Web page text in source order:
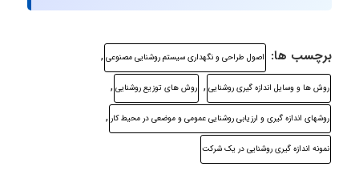
برچسب ها: اصول طراحی و نگهداری سیستم روشنایی مصنوعی ,
روش ها و وسایل اندازه گیری روشنایی , روش های توزیع روشنایی ,
روشهای اندازه گیری و ارزیابی روشنایی عمومی و موضعی در محیط کار ,
نمونه اندازه گیری روشنایی در یک شرکت